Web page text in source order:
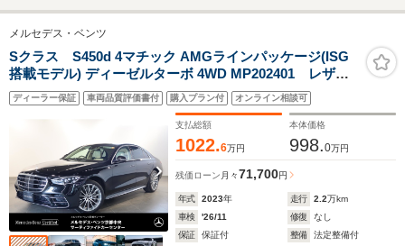
ル ETC
メルセデス・ベンツ
Sクラス S450d 4マチック AMGラインパッケージ(ISG
搭載モデル) ディーゼルターボ 4WD MP202401 レザー
エクスクルーシブパッケージベーシックパッケージパノ
ラミックスライディングルーフブルメスター3Dサラウン
ドサウンドシステムFシートベンチレーション前後シート
ヒーター前後ドラレコレコーダー
ディーラー保証 車両品質評価書付 購入プラン付 オンライン相談可
支払総額
1022.6万円
本体価格
998.0万円
残価ローン 月々71,700円
年式 2023年 走行 2.2万km
車検
'26/11 修復
なし
保証
保証付 整備
法定整備付